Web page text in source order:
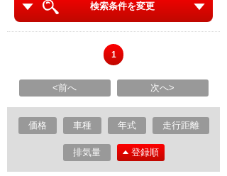
検索条件を変更
1
<前へ 次へ>
価格 車種 年式 走行距離
排気量 登録順